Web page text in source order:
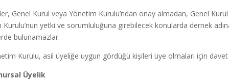
Genel Kurul veya Yönetim Kurulu’ndan onay almadan, Genel
Kurulu’nun yetki ve sorumluluğuna girebilecek konularda dernek
bulunamazlar.
Kurulu, asil üyeliğe uygun gördüğü kişileri üye olmaları için davet
Üyelik